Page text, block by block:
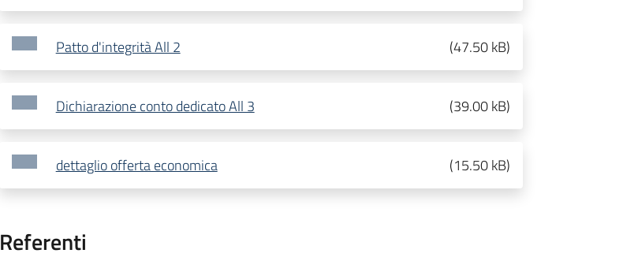
Patto d'integrità All 2 (47.50 kB)
Dichiarazione conto dedicato All 3 (39.00 kB)
dettaglio offerta economica (15.50 kB)
Referenti